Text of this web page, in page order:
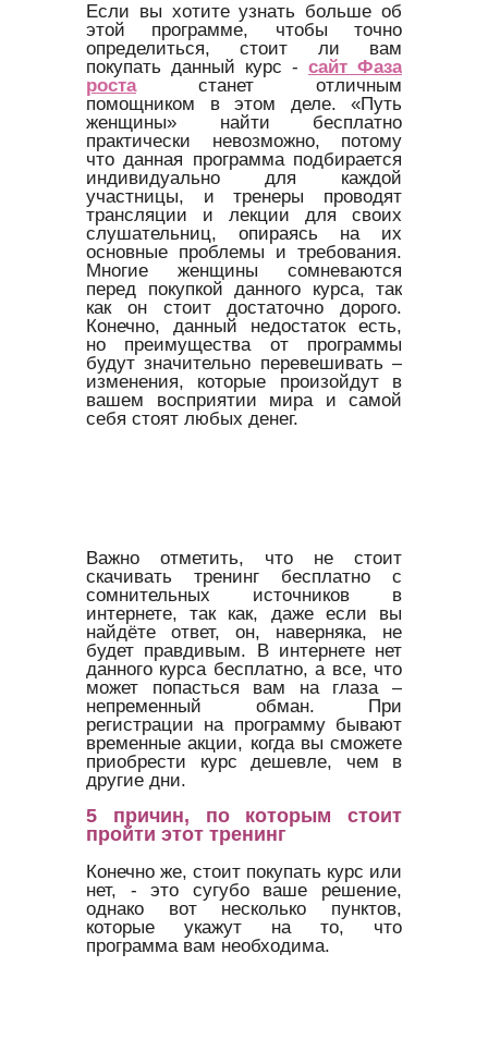
Если вы хотите узнать больше об
этой программе, чтобы точно
определиться, стоит ли вам
покупать данный курс - сайт Фаза
ростастанет отличным
помощником в этом деле. «Путь
женщины» найти бесплатно
практически невозможно, потому
что данная программа подбирается
индивидуально для каждой
участницы, и тренеры проводят
трансляции и лекции для своих
слушательниц, опираясь на их
основные проблемы и требования.
Многие женщины сомневаются
перед покупкой данного курса, так
как он стоит достаточно дорого.
Конечно, данный недостаток есть,
но преимущества от программы
будут значительно перевешивать –
изменения, которые произойдут в
вашем восприятии мира и самой
себя стоят любых денег.
Важно отметить, что не стоит
скачивать тренинг бесплатно с
сомнительных источников в
интернете, так как, даже если вы
найдёте ответ, он, наверняка, не
будет правдивым. В интернете нет
данного курса бесплатно, а все, что
может попасться вам на глаза –
непременный обман. При
регистрации на программу бывают
временные акции, когда вы сможете
приобрести курс дешевле, чем в
другие дни.
5 причин, по которым стоит
пройти этот тренинг
Конечно же, стоит покупать курс или
нет, - это сугубо ваше решение,
однако вот несколько пунктов,
которые укажут на то, что
программа вам необходима.